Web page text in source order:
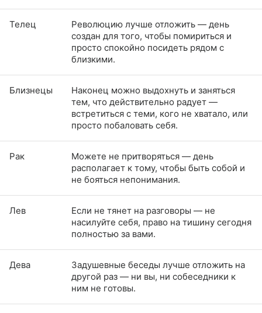
Телец
Революцию лучше отложить — день
создан для того, чтобы помириться и
просто спокойно посидеть рядом с
близкими.
Близнецы
Наконец можно выдохнуть и заняться
тем, что действительно радует —
встретиться с теми, кого не хватало, или
просто побаловать себя.
Рак
Можете не притворяться — день
располагает к тому, чтобы быть собой и
не бояться непонимания.
Лев
Если не тянет на разговоры — не
насилуйте себя, право на тишину сегодня
полностью за вами.
Дева
Задушевные беседы лучше отложить на
другой раз — ни вы, ни собеседники к
ним не готовы.